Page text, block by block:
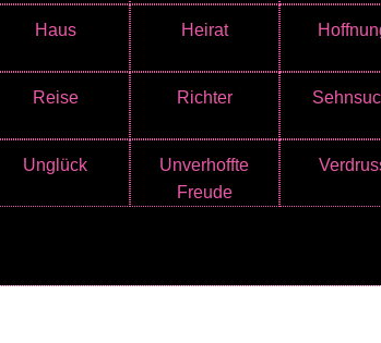
Haus Heirat
Reise Richter
Unglück
Unverhoffte
Freude